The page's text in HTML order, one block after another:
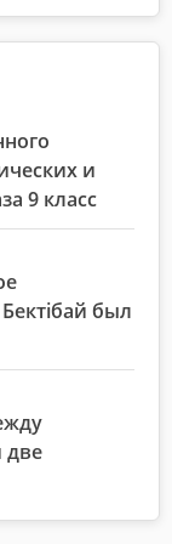
и
9 класс
был
две